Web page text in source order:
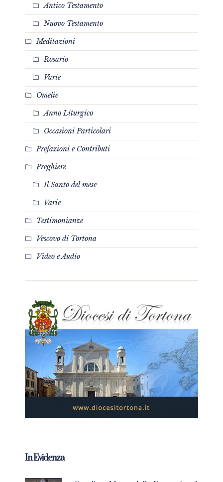
Antico Testamento
Nuovo Testamento
Meditazioni
Rosario
Varie
Omelie
Anno Liturgico
Occasioni Particolari
Prefazioni e Contributi
Preghiere
Il Santo del mese
Varie
Testimonianze
Vescovo di Tortona
Video e Audio
In Evidenza